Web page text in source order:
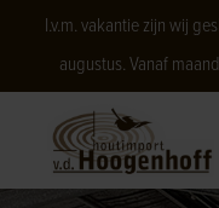
I.v.m. vakantie zijn wij
augustus. Vanaf